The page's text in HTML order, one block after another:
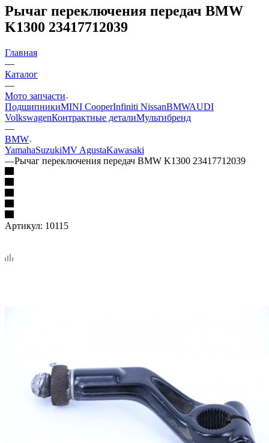
Рычаг переключения передач BMW
K1300 23417712039
Главная
—
Каталог
—
Мото запчасти
ПодшипникиMINI CooperInfiniti NissanBMWAUDI
VolkswagenКонтрактные деталиМультибренд
—
BMW
YamahaSuzukiMV AgustaKawasaki
—Рычаг переключения передач BMW K1300 23417712039
Артикул: 10115